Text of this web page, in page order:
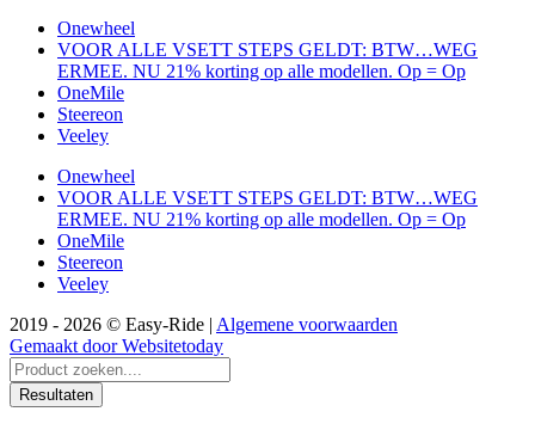
Onewheel
VOOR ALLE VSETT STEPS GELDT: BTW…WEG
ERMEE. NU 21% korting op alle modellen. Op = Op
OneMile
Steereon
Veeley
Onewheel
VOOR ALLE VSETT STEPS GELDT: BTW…WEG
ERMEE. NU 21% korting op alle modellen. Op = Op
OneMile
Steereon
Veeley
2019 - 2026 © Easy-Ride | Algemene voorwaarden
Gemaakt door Websitetoday
Search
...Resultaten